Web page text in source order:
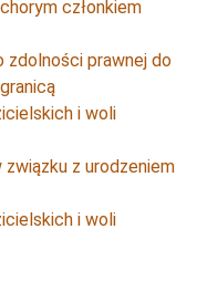
członkiem
zdolności prawnej do
i woli
z urodzeniem
i woli